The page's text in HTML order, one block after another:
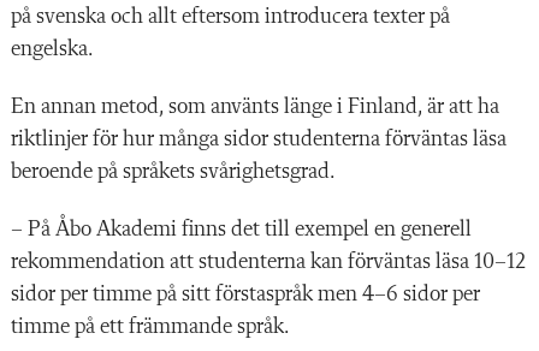
på svenska och allt eftersom introducera texter på
engelska.
En annan metod, som använts länge i Finland, är att ha
riktlinjer för hur många sidor studenterna förväntas läsa
beroende på språkets svårighetsgrad.
– På Åbo Akademi finns det till exempel en generell
rekommendation att studenterna kan förväntas läsa 10–12
sidor per timme på sitt förstaspråk men 4–6 sidor per
timme på ett främmande språk.